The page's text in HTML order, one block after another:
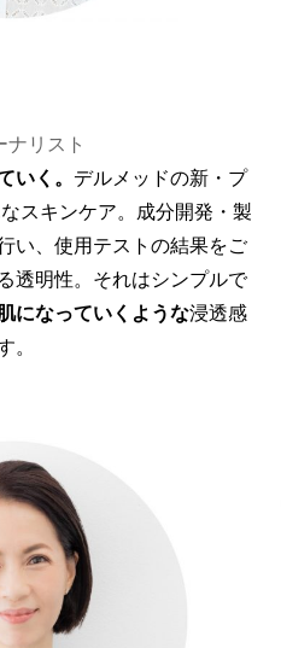
ナリスト
いく。 デルメッドの新・プ
スキンケア。成分開発・製
い、使用テストの結果をご
透明性。それはシンプルで
になっていくような浸透感
。